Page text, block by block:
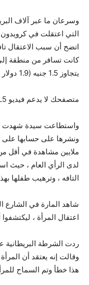
وسرعان ما عبر آلاف
التي اعتقلت في كرويدون
اتضح أن سبب الاعتقال
كانت تسافر من منطقة إلى
يتجاوز 1.5 جنيه (1.9 دولار أمريكي).
متصفحك لا يدعم فيديو HTML5
واستطاعت سيدة شهدت
ونشرها على حسابها
لدى الرأي العام ، حيث
التافه ، وترهيب طفلها
شاهد المارة في
اعتقال المرأة ،
ردت الشرطة البريطانية
وقالت إنه يعتقد أن
هذا خطأ وتم السماح